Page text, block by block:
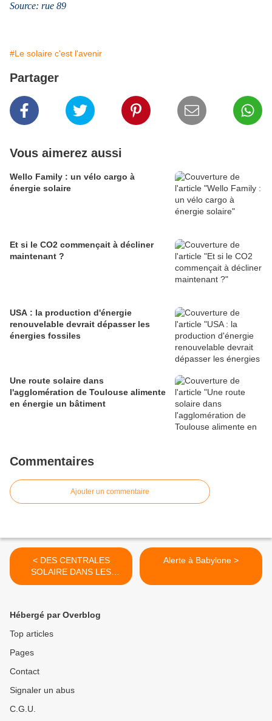
Source: rue 89
#Le solaire c'est l'avenir
Partager
Vous aimerez aussi
Wello Family : un vélo cargo à
énergie solaire
Et si le CO2 commençait à décliner
maintenant ?
USA : la production d'énergie
renouvelable devrait dépasser les
énergies fossiles
Une route solaire dans
l'agglomération de Toulouse alimente
en énergie un bâtiment
Commentaires
Ajouter un commentaire
< DES CENTRALES
SOLAIRE DANS LES
DESERTS : la salvation de
Alerte à Babylone >
Hébergé par Overblog
Top articles
Pages
Contact
Signaler un abus
C.G.U.